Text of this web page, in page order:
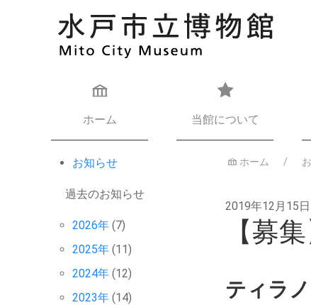
ホーム 当館について
ホーム
2019年12月15日
【募
ティラ
お知らせ
過去のお知らせ
2026年 (7)
2025年 (11)
2024年 (12)
2023年 (14)